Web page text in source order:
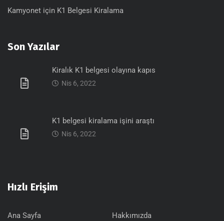
Kamyonet için K1 Belgesi Kiralama
Son Yazılar
Kiralık K1 belgesi olayına kapıs
Nis 6, 2022
K1 belgesi kiralama işini araştı
Nis 6, 2022
Hızlı Erişim
Ana Sayfa Hakkımızda